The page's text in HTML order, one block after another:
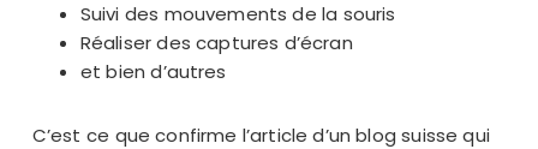
Suivi des mouvements de la souris
Réaliser des captures d’écran
et bien d’autres
C’est ce que confirme l’article d’un blog suisse qui